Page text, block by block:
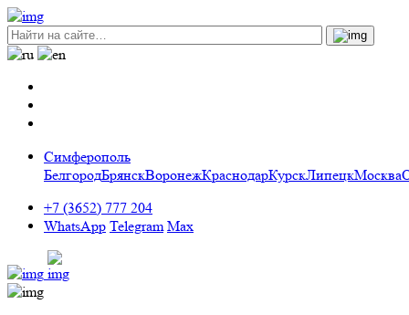
Симферополь
БелгородБрянскВоронежКраснодарКурскЛипецкМосква
+7 (3652) 777 204
WhatsApp Telegram Max